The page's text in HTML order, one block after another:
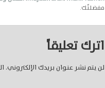
مفضلتّك.
اترك تعليقاً
لن يتم نشر عنوان بريدك الإلكتروني.